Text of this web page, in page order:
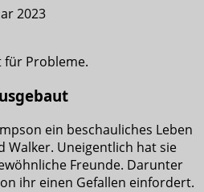
2023
für Probleme.
ein beschauliches Leben
Walker. Uneigentlich hat sie
Freunde. Darunter
ihr einen Gefallen einfordert.